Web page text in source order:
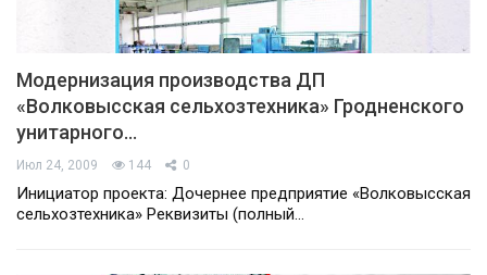
Модернизация производства ДП
«Волковысская сельхозтехника» Гродненского
унитарного…
Июл 24, 2009 144 0
Инициатор проекта: Дочернее предприятие «Волковысская
сельхозтехника» Реквизиты (полный…